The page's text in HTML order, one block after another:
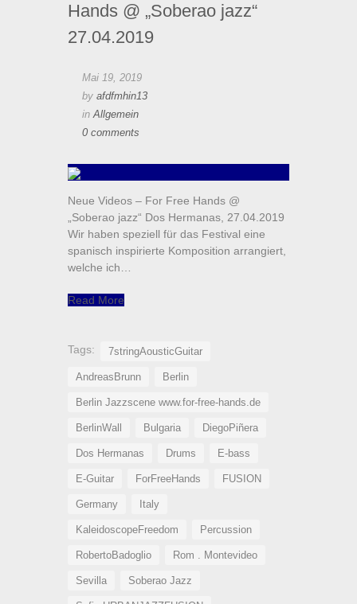
Hands @ „Soberao jazz“
27.04.2019
Mai 19, 2019
by afdfmhin13
inAllgemein
0 comments
Neue Videos – For Free Hands @
„Soberao jazz“ Dos Hermanas, 27.04.2019
Wir haben speziell für das Festival eine
spanisch inspirierte Komposition arrangiert,
welche ich…
Read More
Tags: 7stringAousticGuitar
AndreasBrunn Berlin
Berlin Jazzscene www.for-free-hands.de
BerlinWall Bulgaria DiegoPiñera
Dos Hermanas Drums E-bass
E-Guitar ForFreeHands FUSION
Germany Italy
KaleidoscopeFreedom Percussion
RobertoBadoglio Rom . Montevideo
Sevilla Soberao Jazz